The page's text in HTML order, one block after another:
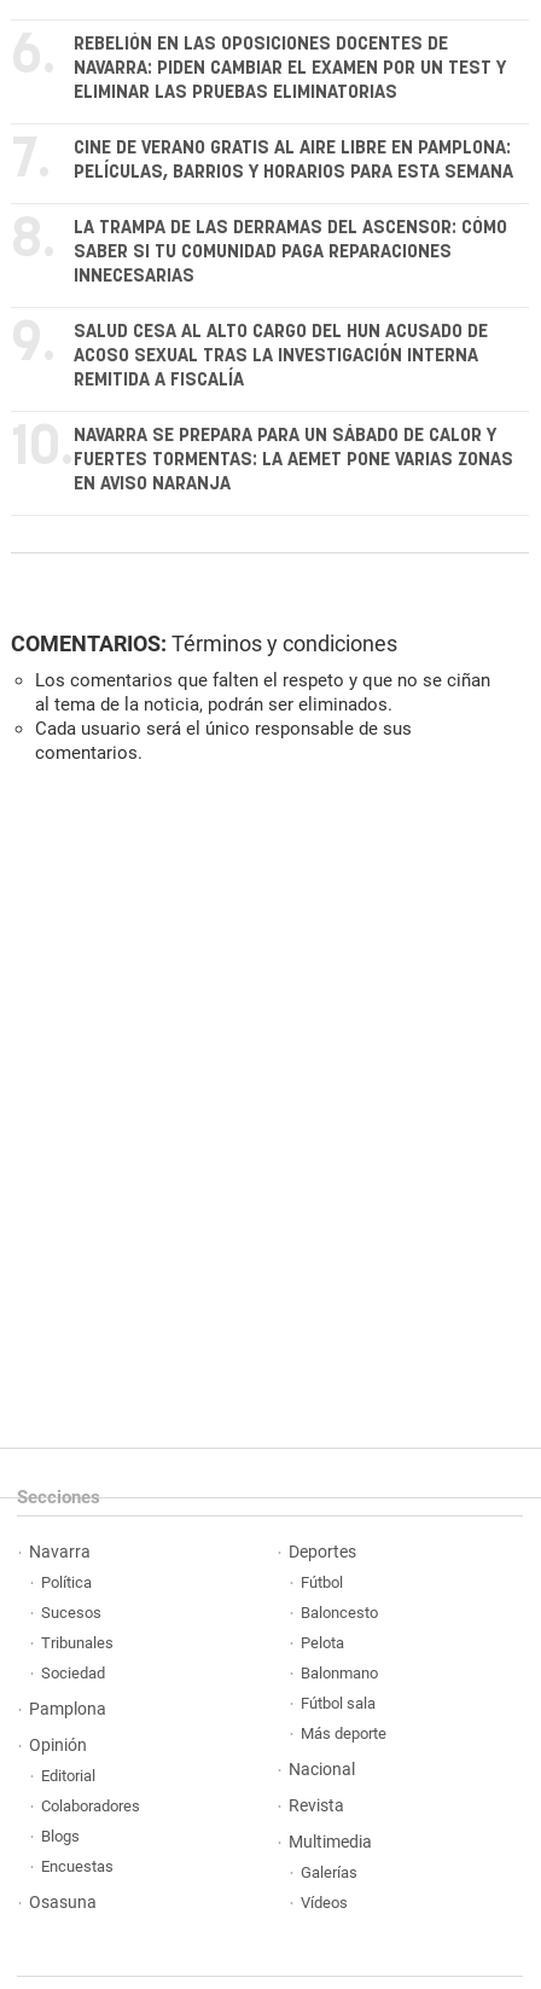
6.
REBELIÓN EN LAS OPOSICIONES DOCENTES DE
NAVARRA: PIDEN CAMBIAR EL EXAMEN POR UN TEST Y
ELIMINAR LAS PRUEBAS ELIMINATORIAS
7.
CINE DE VERANO GRATIS AL AIRE LIBRE EN PAMPLONA:
PELÍCULAS, BARRIOS Y HORARIOS PARA ESTA SEMANA
8.
LA TRAMPA DE LAS DERRAMAS DEL ASCENSOR: CÓMO
SABER SI TU COMUNIDAD PAGA REPARACIONES
INNECESARIAS
9.
SALUD CESA AL ALTO CARGO DEL HUN ACUSADO DE
ACOSO SEXUAL TRAS LA INVESTIGACIÓN INTERNA
REMITIDA A FISCALÍA
10. NAVARRA SE PREPARA PARA UN SÁBADO DE CALOR Y
FUERTES TORMENTAS: LA AEMET PONE VARIAS ZONAS
EN AVISO NARANJA
COMENTARIOS: Términos y condiciones
Los comentarios que falten el respeto y que no se ciñan
al tema de la noticia, podrán ser eliminados.
Cada usuario será el único responsable de sus
comentarios.
Secciones
Navarra
Política
Sucesos
Tribunales
Sociedad
Pamplona
Opinión
Editorial
Colaboradores
Blogs
Encuestas
Osasuna
Deportes
Fútbol
Baloncesto
Pelota
Balonmano
Fútbol sala
Más deporte
Nacional
Revista
Multimedia
Galerías
Vídeos